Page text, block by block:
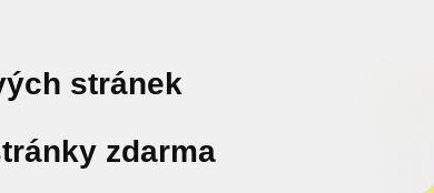
stránek
zdarma